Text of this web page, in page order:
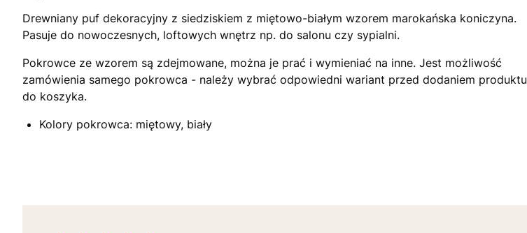
Drewniany puf dekoracyjny z siedziskiem z miętowo-białym wzorem marokańska koniczyna.
Pasuje do nowoczesnych, loftowych wnętrz np. do salonu czy sypialni.
Pokrowce ze wzorem są zdejmowane, można je prać i wymieniać na inne. Jest możliwość
zamówienia samego pokrowca - należy wybrać odpowiedni wariant przed dodaniem produktu
do koszyka.
Kolory pokrowca: miętowy, biały